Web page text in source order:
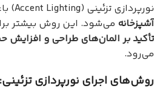
نورپردازی تزئینی (Accent Lighting) باعث
آشپزخانه می‌شود. این روش بیشتر
تأکید بر المان‌های طراحی و
می‌رود.
روش‌های اجرای نورپردازی تزئینی: